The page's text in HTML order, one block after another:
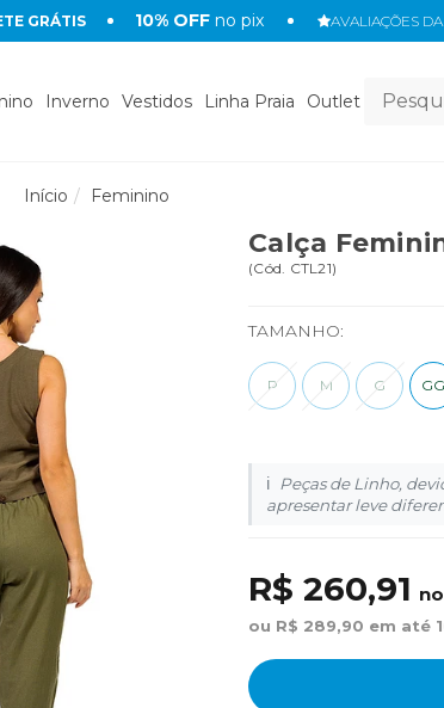
GRÁTIS 10% OFF no pix AVALIAÇÕES
Inverno Vestidos Linha Praia Outlet
Início Feminino
Calça
(Cód. CTL21)
TAMANHO:
P M G GG
Peças de Linho,
apresentar leve
R$ 260,91
ou R$ 289,90 em até